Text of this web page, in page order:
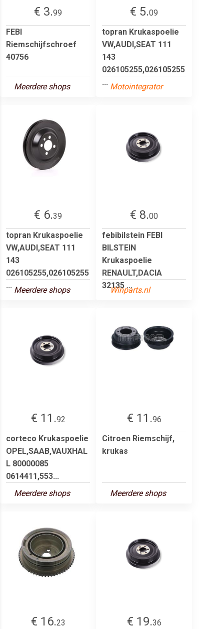
€ 3.99
FEBI
Riemschijfschroef
40756
Meerdere shops
€ 5.09
topran Krukaspoelie
VW,AUDI,SEAT 111
143
026105255,026105255
... Motointegrator
€ 6.39
topran Krukaspoelie
VW,AUDI,SEAT 111
143
026105255,026105255
... Meerdere shops
€ 8.00
febibilstein FEBI
BILSTEIN
Krukaspoelie
RENAULT,DACIA
32135 ...
Winparts.nl
€ 11.92
corteco Krukaspoelie
OPEL,SAAB,VAUXHAL
L 80000085
0614411,553...
Meerdere shops
€ 11.96
Citroen Riemschijf,
krukas
Meerdere shops
€ 16.23
€ 19.36